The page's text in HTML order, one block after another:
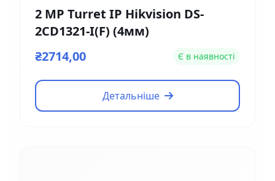
2 MP Turret IP Hikvision DS-
2CD1321-I(F) (4мм)
₴2714,00
Є в наявності
Детальніше